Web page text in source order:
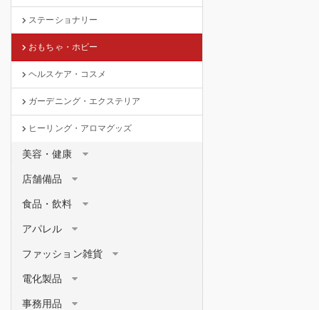
ステーショナリー
おもちゃ・ホビー
ヘルスケア・コスメ
ガーデニング・エクステリア
ヒーリング・アロマグッズ
美容・健康
店舗備品
食品・飲料
アパレル
ファッション雑貨
電化製品
事務用品